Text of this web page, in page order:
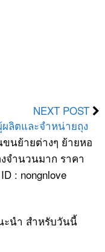
NEXT POST
ผลิตและจำหน่ายถุง
นย้ายต่างๆ ย้ายหอ
จำนวนมาก ราคา
: nongnlove
ะนำ สำหรับวันนี้